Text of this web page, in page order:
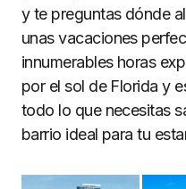
y te preguntas dónde
unas vacaciones
innumerables horas
por el sol de Florida y
todo lo que necesitas
barrio ideal para tu